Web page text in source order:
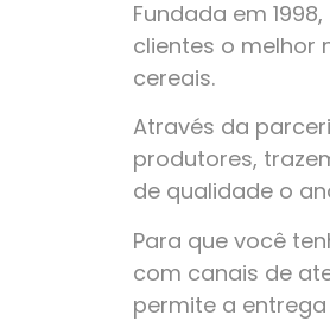
Fundada em
clientes o melhor
cereais.
Através da
produtores,
de qualidade o
Para que você
com canais de
permite a